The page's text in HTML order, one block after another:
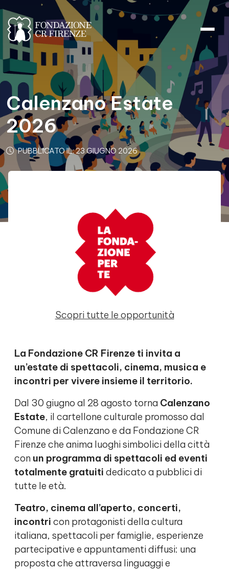
Calenzano Estate
2026
PUBBLICATO IL: 23 GIUGNO 2026
Scopri tutte le opportunità
La Fondazione CR Firenze ti invita a
un’estate di spettacoli, cinema, musica e
incontri per vivere insieme il territorio.
Dal 30 giugno al 28 agosto torna Calenzano
Estate, il cartellone culturale promosso dal
Comune di Calenzano e da Fondazione CR
Firenze che anima luoghi simbolici della città
con un programma di spettacoli ed eventi
totalmente gratuiti dedicato a pubblici di
tutte le età.
Teatro, cinema all’aperto, concerti,
incontri con protagonisti della cultura
italiana, spettacoli per famiglie, esperienze
partecipative e appuntamenti diffusi: una
proposta che attraversa linguaggi e